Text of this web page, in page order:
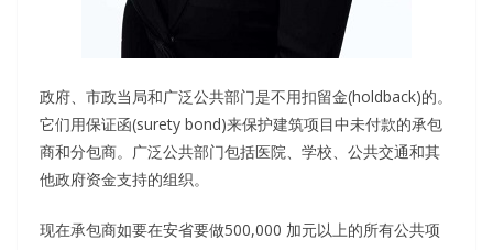
政府、市政当局和广泛公共部门是不用扣留金(holdback)的。
它们用保证函(surety bond)来保护建筑项目中未付款的承包
商和分包商。广泛公共部门包括医院、学校、公共交通和其
他政府资金支持的组织。
现在承包商如要在安省要做500,000 加元以上的所有公共项